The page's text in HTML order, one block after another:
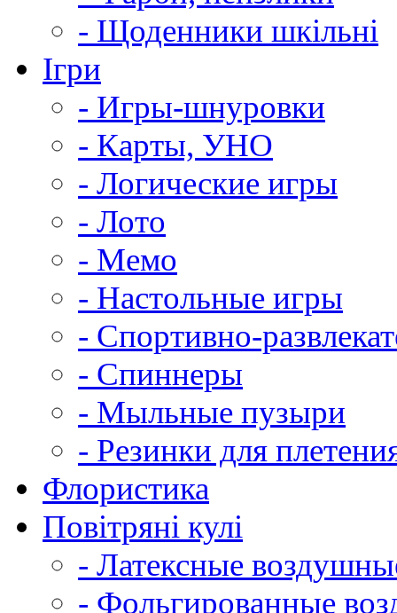
- Щоденники шкільні
Ігри
- Игры-шнуровки
- Карты, УНО
- Логические игры
- Лото
- Мемо
- Настольные игры
- Спортивно-
- Спиннеры
- Мыльные пузыри
- Резинки для
Флористика
Повітряні кулі
- Латексные
- Фольгированные